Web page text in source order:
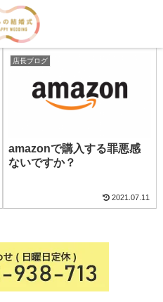
夫婦
店長ブログ
amazonで購入する罪悪感
ないですか？
2021.07.11